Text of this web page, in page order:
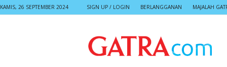
KAMIS, 26 SEPTEMBER 2024 SIGN UP / LOGIN BERLANGGANAN MAJALAH